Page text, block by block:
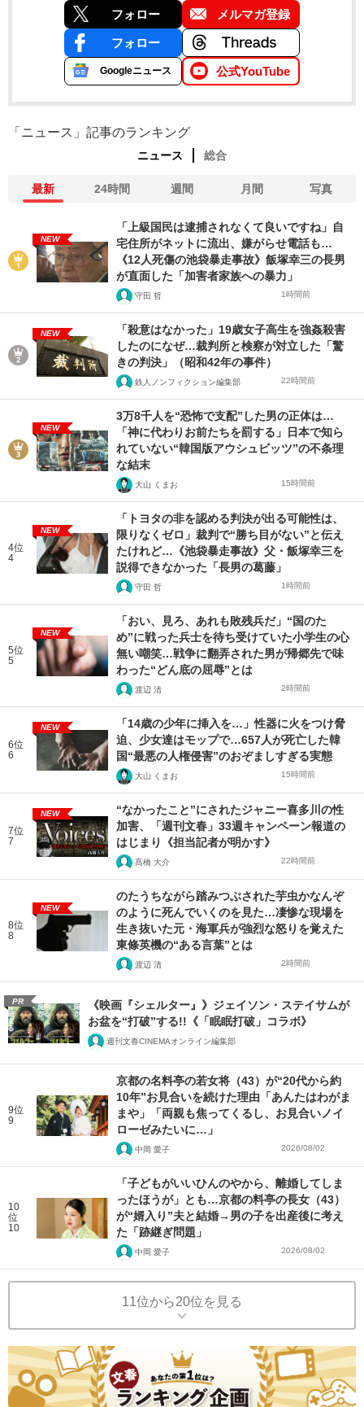
フォロー メルマガ登録
フォロー
Googleニュース 公式YouTube
「ニュース」記事のランキング
ニュース 総合
最新 24時間 週間 月間 写真
NEW
「上級国民は逮捕されなくて良いですね」自
宅住所がネットに流出、嫌がらせ電話も…
《12人死傷の池袋暴走事故》飯塚幸三の長男
が直面した「加害者家族への暴力」
守田 哲 1時間前
NEW
「殺意はなかった」19歳女子高生を強姦殺害
したのになぜ…裁判所と検察が対立した「驚
きの判決」（昭和42年の事件）
鉄人ノンフィクション編集部 22時間前
NEW
3万8千人を“恐怖で支配”した男の正体は…
「神に代わりお前たちを罰する」日本で知ら
れていない“韓国版アウシュビッツ”の不条理
な結末
大山 くまお 15時間前
4位
4
NEW
「トヨタの非を認める判決が出る可能性は、
限りなくゼロ」裁判で“勝ち目がない”と伝え
たけれど…《池袋暴走事故》父・飯塚幸三を
説得できなかった「長男の葛藤」
守田 哲 1時間前
5位
5
NEW
「おい、見ろ、あれも敗残兵だ」“国のた
め”に戦った兵士を待ち受けていた小学生の心
無い嘲笑…戦争に翻弄された男が帰郷先で味
わった“どん底の屈辱”とは
渡辺 清 2時間前
6位
6
NEW
「14歳の少年に挿入を…」性器に火をつけ脅
迫、少女達はモップで…657人が死亡した韓
国“最悪の人権侵害”のおぞましすぎる実態
大山 くまお 15時間前
7位
7
NEW
“なかったこと”にされたジャニー喜多川の性
加害、「週刊文春」33週キャンペーン報道の
はじまり《担当記者が明かす》
髙橋 大介 22時間前
8位
8
NEW
のたうちながら踏みつぶされた芋虫かなんぞ
のように死んでいくのを見た…凄惨な現場を
生き抜いた元・海軍兵が強烈な怒りを覚えた
東條英機の“ある言葉”とは
渡辺 清 2時間前
PR
《映画『シェルター』》ジェイソン・ステイサムが
お盆を“打破”する!!《「眠眠打破」コラボ》
週刊文春CINEMAオンライン編集部
9位
9
京都の名料亭の若女将（43）が“20代から約
10年”お見合いを続けた理由「あんたはわがま
まや」「両親も焦ってくるし、お見合いノイ
ローゼみたいに…」
中岡 愛子 2026/08/02
10
位
10
「子どもがいいひんのやから、離婚してしま
ったほうが」とも…京都の料亭の長女（43）
が“婿入り”夫と結婚→男の子を出産後に考え
た「跡継ぎ問題」
中岡 愛子 2026/08/02
11位から20位を見る